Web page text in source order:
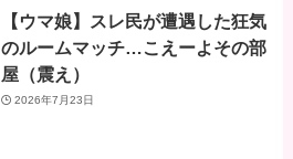
【ウマ娘】スレ民が遭遇した狂気
のルームマッチ…こえーよその部
屋（震え）
2026年7月23日